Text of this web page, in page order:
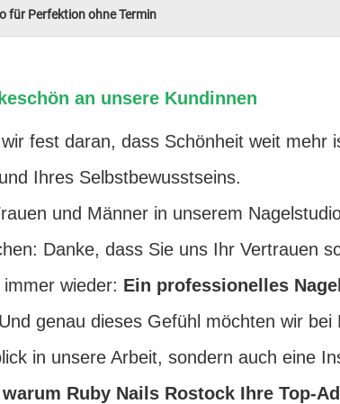
für Perfektion ohne Termin
an unsere Kundinnen
fest daran, dass Schönheit weit
Ihres Selbstbewusstseins.
und Männer in unserem
Danke, dass Sie uns Ihr Vertrauen
wieder: Ein professionelles
Und genau dieses Gefühl möchten wir
in unsere Arbeit, sondern auch eine
Ruby Nails Rostock Ihre Top-